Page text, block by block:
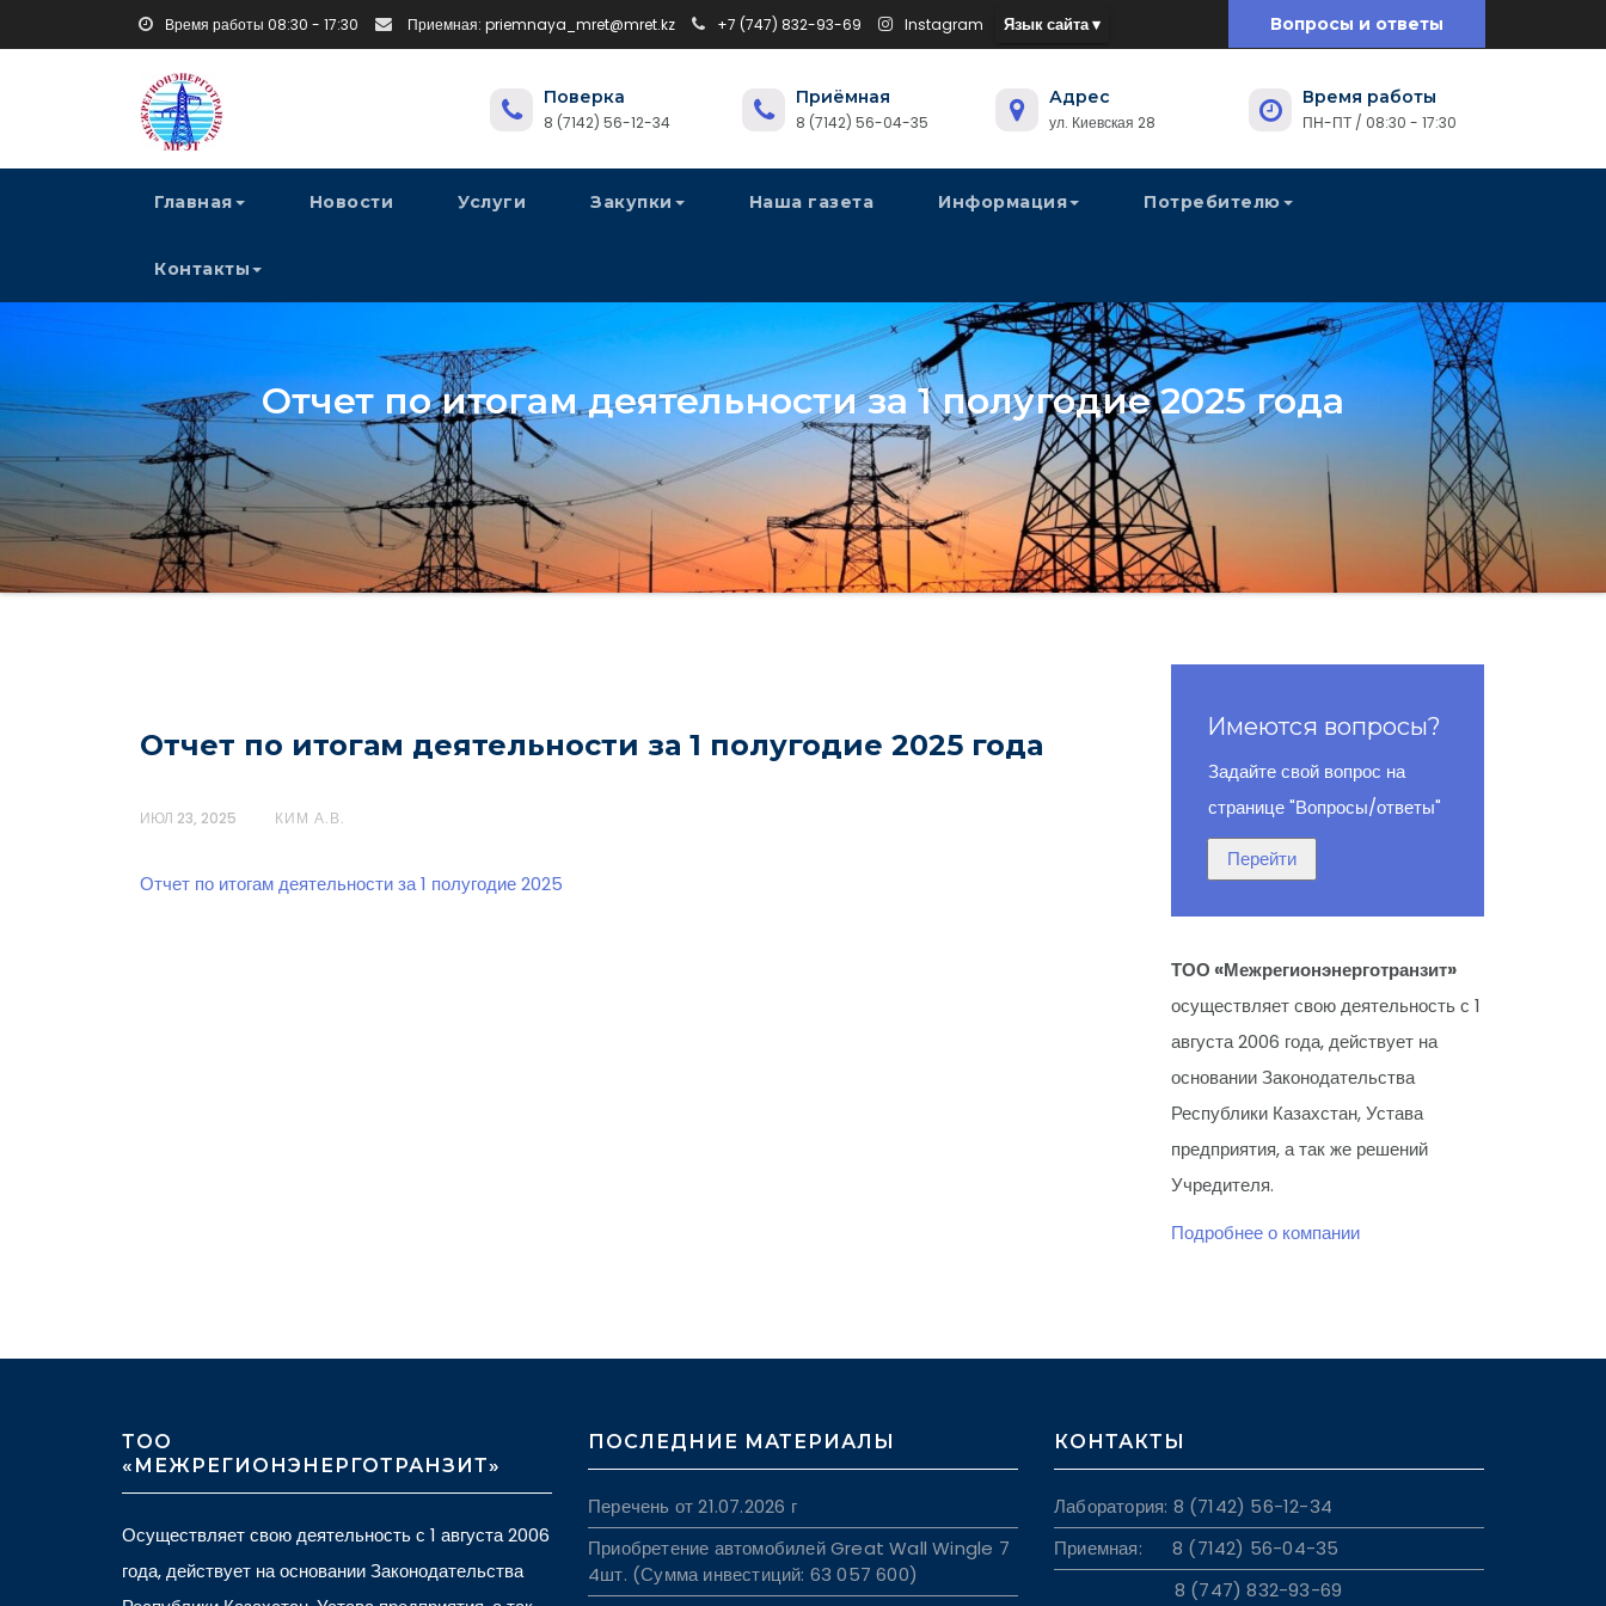
Язык сайта ▾
Время работы 08:30 - 17:30 Приемная: priemnaya_mret@mret.kz +7 (747) 832-93-69 Instagram Вопросы и ответы
Поверка
8 (7142) 56-12-34
Приёмная
8 (7142) 56-04-35
Адрес
ул. Киевская 28
Время работы
ПН-ПТ / 08:30 - 17:30
Главная Новости Услуги Закупки Наша газета Информация Потребителю
Контакты
Отчет по итогам деятельности за 1 полугодие 2025 года
Отчет по итогам деятельности за 1 полугодие 2025 года
ИЮЛ 23, 2025 КИМ А.В.
Отчет по итогам деятельности за 1 полугодие 2025
Имеются вопросы?
Задайте свой вопрос на
странице "Вопросы/ответы"
ТОО «Межрегионэнерготранзит»
осуществляет свою деятельность с 1
августа 2006 года, действует на
основании Законодательства
Республики Казахстан, Устава
предприятия, а так же решений
Учредителя.
Подробнее о компании
ТОО
«МЕЖРЕГИОНЭНЕРГОТРАНЗИТ»
Осуществляет свою деятельность с 1 августа 2006
года, действует на основании Законодательства
ПОСЛЕДНИЕ МАТЕРИАЛЫ
Перечень от 21.07.2026 г
Приобретение автомобилей Great Wall Wingle 7
4шт. (Сумма инвестиций: 63 057 600)
КОНТАКТЫ
Лаборатория: 8 (7142) 56-12-34
Приемная: 8 (7142) 56-04-35
8 (747) 832-93-69